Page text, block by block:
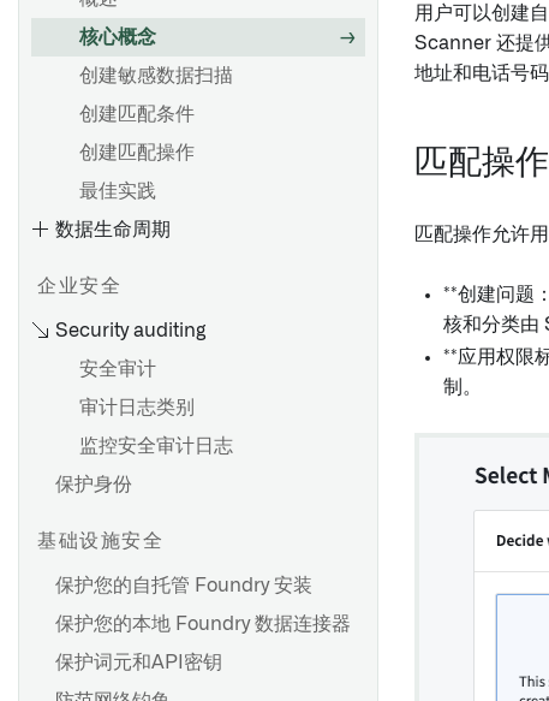
将Cipher操作应用于数据集的
列
在 Foundry 应用中解密单个值
在函数和操作中使用
CipherText属性
Cipher 应用案例示例
将 Cipher 资源添加到
核心概念
创建敏感数据扫描
创建匹配条件
创建匹配操作
最佳实践
数据生命周期
删除策略的影响
为数据集创建删除策略
删除删除策略
查看策略活动历史
创建策略覆盖
常见问题解答
企业安全
Security auditing
安全审计
审计日志类别
监控安全审计日志
保护身份
基础设施安全
保护您的自托管 Foundry 安装
保护您的本地 Foundry 数据连接器
保护词元和API密钥
用户可以创建
Scanner 还提
地址和电话号码
匹配操作
匹配操作允许
**创建问题
核和分类由
**应用权限
制。